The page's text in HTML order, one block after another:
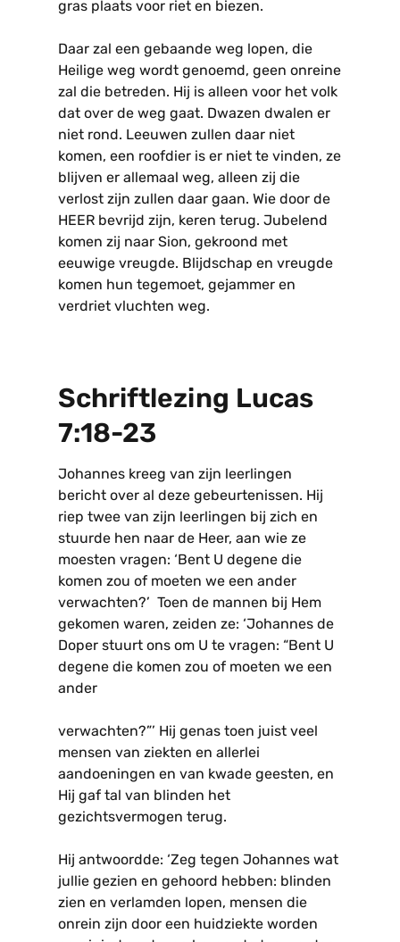
gras plaats voor riet en biezen.
Daar zal een gebaande weg lopen, die
Heilige weg wordt genoemd, geen onreine
zal die betreden. Hij is alleen voor het volk
dat over de weg gaat. Dwazen dwalen er
niet rond. Leeuwen zullen daar niet
komen, een roofdier is er niet te vinden, ze
blijven er allemaal weg, alleen zij die
verlost zijn zullen daar gaan. Wie door de
HEER bevrijd zijn, keren terug. Jubelend
komen zij naar Sion, gekroond met
eeuwige vreugde. Blijdschap en vreugde
komen hun tegemoet, gejammer en
verdriet vluchten weg.
Schriftlezing Lucas
7:18-23
Johannes kreeg van zijn leerlingen
bericht over al deze gebeurtenissen. Hij
riep twee van zijn leerlingen bij zich en
stuurde hen naar de Heer, aan wie ze
moesten vragen: ‘Bent U degene die
komen zou of moeten we een ander
verwachten?’ Toen de mannen bij Hem
gekomen waren, zeiden ze: ‘Johannes de
Doper stuurt ons om U te vragen: “Bent U
degene die komen zou of moeten we een
ander
verwachten?”’ Hij genas toen juist veel
mensen van ziekten en allerlei
aandoeningen en van kwade geesten, en
Hij gaf tal van blinden het
gezichtsvermogen terug.
Hij antwoordde: ‘Zeg tegen Johannes wat
jullie gezien en gehoord hebben: blinden
zien en verlamden lopen, mensen die
onrein zijn door een huidziekte worden